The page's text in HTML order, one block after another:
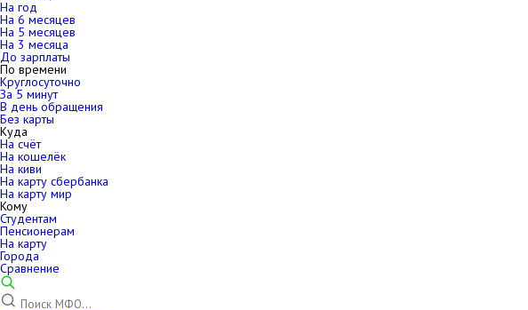
На год
На 6 месяцев
На 5 месяцев
На 3 месяца
До зарплаты
По времени
Круглосуточно
За 5 минут
В день обращения
Без карты
Куда
На счёт
На кошелёк
На киви
На карту сбербанка
На карту мир
Кому
Студентам
Пенсионерам
На карту
Города
Сравнение